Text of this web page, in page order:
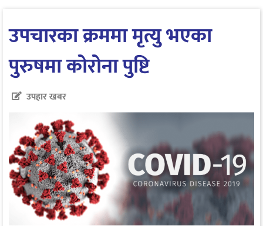
उपचारका क्रममा मृत्यु भएका
पुरुषमा कोरोना पुष्टि
उपहार खबर